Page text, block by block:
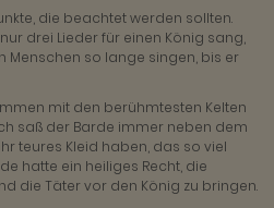
die beachtet werden sollten.
drei Lieder für einen König sang,
Menschen so lange singen, bis er
mit den berühmtesten Kelten
saß der Barde immer neben dem
teures Kleid haben, das so viel
hatte ein heiliges Recht, die
die Täter vor den König zu bringen.